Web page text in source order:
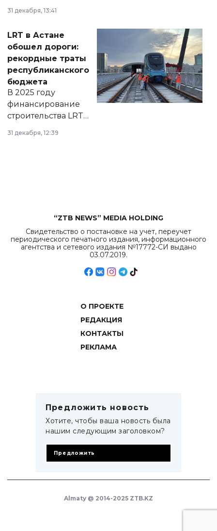
города на 2026–
2028 годы.
документ
появился в базе
нормативных
правовых актов и
на сайте маслихат
города.
31 декабря, 13:41
LRT в Астане
обошел дороги:
рекордные траты
республиканского
бюджета
В 2025 году
финансирование
строительства LRT
в Астане из
республиканского
31 декабря, 12:39
“ZTB NEWS” MEDIA HOLDING
Свидетельство о постановке на учет, переучет
периодического печатного издания, информационного
агентства и сетевого издания №17772-СИ выдано
03.07.2019.
О ПРОЕКТЕ
РЕДАКЦИЯ
КОНТАКТЫ
РЕКЛАМА
Предложить новость
Хотите, чтобы ваша новость была
нашим следующим заголовком?
Предложить
Almaty @ 2014-2025 ZTB.KZ